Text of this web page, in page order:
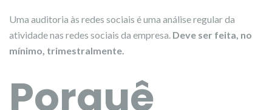
Uma auditoria às redes sociais é uma análise regular da
atividade nas redes sociais da empresa. Deve ser feita, no
mínimo, trimestralmente.
Porquê